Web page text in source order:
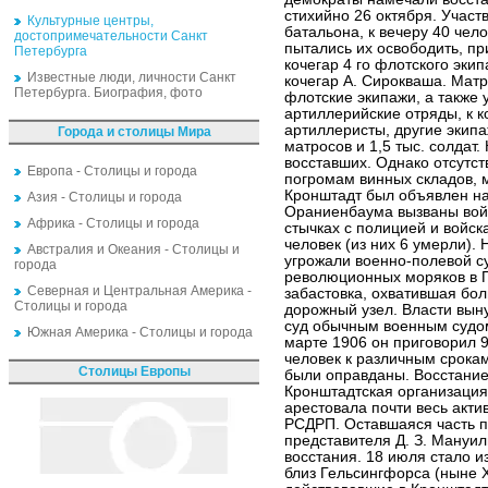
Культурные центры,
достопримечательности Санкт
Петербурга
Известные люди, личности Санкт
Петербурга. Биография, фото
Города и столицы Мира
Европа - Столицы и города
Азия - Столицы и города
Африка - Столицы и города
Австралия и Океания - Столицы и
города
Северная и Центральная Америка -
Столицы и города
Южная Америка - Столицы и города
Столицы Европы
стихийно 26 октября.
батальона, к вечеру 40
пытались их освободить,
кочегар 4 го флотского
кочегар А. Сирокваша.
флотские экипажи, а
артиллерийские отряды, к
артиллеристы, другие
матросов и 1,5 тыс. солдат.
восставших. Однако
погромам винных складов,
Кронштадт был объявлен
Ораниенбаума вызваны
стычках с полицией и
человек (из них 6 умерли).
угрожали военно-полевой
революционных моряков в
забастовка, охватившая
дорожный узел. Власти
суд обычным военным
марте 1906 он приговорил
человек к различным
были оправданы.
Кронштадтская
арестовала почти весь
РСДРП. Оставшаяся часть
представителя Д. З.
восстания. 18 июля стало
близ Гельсингфорса (ныне